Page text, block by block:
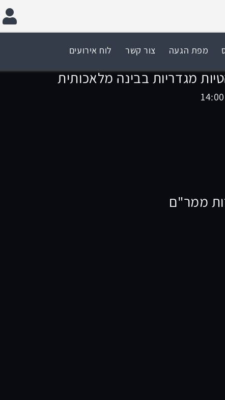
מפת הגעה צור קשר לוח אירועים
מגדריות בבינה מלאכותית
ממר"ם